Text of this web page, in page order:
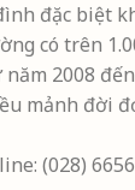
đặc biệt
có trên
2008
mảnh đời
(028)